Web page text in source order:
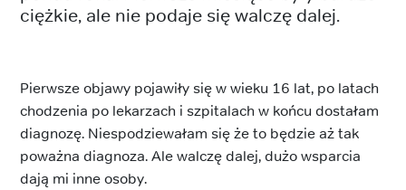
ciężkie, ale nie podaje się walczę dalej.
Pierwsze objawy pojawiły się w wieku 16 lat, po latach
chodzenia po lekarzach i szpitalach w końcu dostałam
diagnozę. Niespodziewałam się że to będzie aż tak
poważna diagnoza. Ale walczę dalej, dużo wsparcia
dają mi inne osoby.